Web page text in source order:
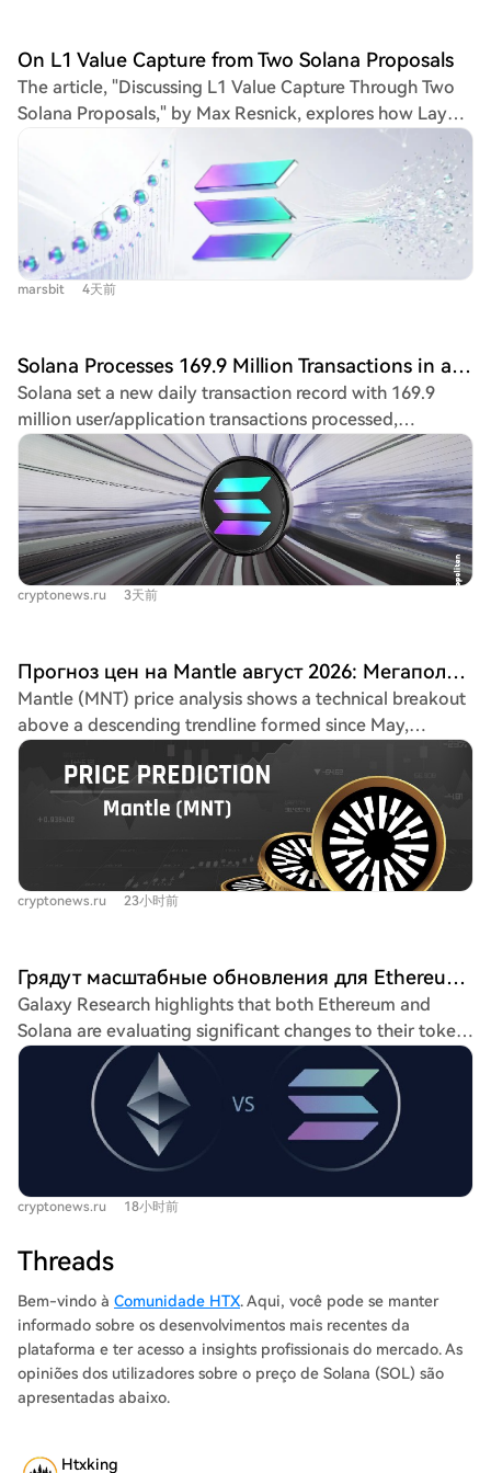
present as "standing at the foothills of the singularity."
Their consensus, despite competing interests, is notable.
Tangible evidence supports this view. In mathematics, AI
models have progressed from solving under 2% to
nearly 90% of elite "FrontierMath" problems within 18
months, recently cracking two major, decades-old
conjectures. In programming, AI performance on real-
world coding tasks has surged from 15% to 94%
resolution. These represent vertical leaps in capability.
Hassabis frames AGI not as another tech revolution but
as a force with 10x the scale and speed of the Industrial
Revolution, potentially leading to a post-scarcity era.
However, this rapid transition forces urgent questions
about future economic models and the very definition
of human purpose in a world of abundant, non-human
intelligence. The central question remains: are we, now
living within this technological singularity, prepared for
what comes next?
On L1 Value Capture from Two Solana Proposals
The article, "Discussing L1 Value Capture Through Two
Solana Proposals," by Max Resnick, explores how Layer
1 (L1) blockchain tokens derive their fundamental value,
drawing parallels to traditional asset pricing theory.
Resnick argues that L1 token value, like stock value,
stems from claims on future income streams for holders,
not merely from network activity or technological
promise. This value is captured when fees are either
burned (economically akin to a buyback) or distributed
rather than creating it. The core challenge is the quality
and defensibility of fee-based revenue. High-quality
fees come from sustainable, recurring demand for the
network's economic utility (e.g., long-term financial
activity), not from transient speculation (e.g., meme
coins, airdrops). The strength of a blockchain's network
effects—liquidity, applications, users—can make its
revenue more defensible and grant it greater pricing
power than often assumed. The article proposes a
total token supply. A key accounting principle is that
inflationary rewards should not be counted as a cost
unless the newly minted tokens are symmetrically
counted as a value input; otherwise, it misrepresents
profitability. Finally, Resnick discusses the economics of
increasing protocol fees to boost revenue. Since revenue
equals price times quantity, the net effect depends on
demand elasticity. Research on Ethereum suggests
transaction demand is somewhat elastic; a fee increase
reduces volume. A uniform fee is a blunt instrument, as
article suggests that transaction-value-based fees,
potentially implemented via token programs, could be a
more efficient way to capture value from high-
willingness-to-pay activities. The discussion is framed
around ongoing Solana proposals (SIMD-550, SIMD-
553) but focuses on the universal principles of L1 value
marsbit 4天前
Solana Processes 169.9 Million Transactions in a Single Day
Solana set a new daily transaction record with 169.9
million user/application transactions processed,
indicating real network activity. This followed a 66%
capacity increase from a July 29th network upgrade
(SIMD-0286), which raised the computational unit limit
per block. Within six days, this new capacity was
reportedly filled. Much of the increased transaction flow
comes from market makers and arbitrage bots, which
provide liquidity and maintain low spreads with
However, while transaction counts are at all-time highs,
the fees and revenue generated are at multi-year lows,
as high-volume speculative trading (e.g., memecoins)
has been replaced by higher-frequency, lower-value
transactions. Future planned upgrades, like Alpenglow
and 200-millisecond slots, aim to further scale the
cryptonews.ru 3天前
Прогноз цен на Mantle август 2026: Мегаполис вырос на 9% благодаря запуску Super Portal на Solana с поддержкой Chainlink
Mantle (MNT) price analysis shows a technical breakout
above a descending trendline formed since May,
supported by a second bullish RSI divergence. This
coincides with the launch of the Mantle Super Portal on
Solana, secured by Chainlink CCIP, granting Mantle's
capital market infrastructure access to a new ecosystem.
The RSI is above 50 for the first time since June,
indicating a potential trend change. Key resistance
levels are the 50-day EMA at $0.4433, followed by the
the $0.38 July low. Historically, August is MNT's second-
strongest month with a +9.27% average return, and the
token is already up +8.91% this month. The bullish
scenario targets $0.5087, while a failure to hold $0.4115
risks a retest of $0.38. The conclusion is cautiously
optimistic, noting the breakout is strengthened by
fundamental news but faces overhead resistance from
the EMA stack.
cryptonews.ru 23小时前
Грядут масштабные обновления для Ethereum и Solana: что изменится?
Galaxy Research highlights that both Ethereum and
Solana are evaluating significant changes to their token
supply and inflation policies, focusing on the balance
between blockchain security incentives and long-term
token supply pressure. For Ethereum, proposal EIP-8361
suggests a "gradual burn of issuance rewards." It would
burn an increasing portion of validator rewards as
staked ETH rises, reaching a 100% burn if 50% of the
total ETH supply is staked. This could lower the
limit supply dilution and strengthen ETH's monetary
properties, critics warn it could pressure individual
validators and hurt DeFi. The proposal is still a draft,
with no set timeline, and might not launch before late
2027 if included in the Hegotá upgrade. For Solana, two
governance proposals are in discussion. SIMD-0550 aims
moving the target date for reaching a 1.5% inflation rate
cryptonews.ru 18小时前
Threads
Bem-vindo à Comunidade HTX. Aqui, você pode se manter
informado sobre os desenvolvimentos mais recentes da
plataforma e ter acesso a insights profissionais do mercado. As
opiniões dos utilizadores sobre o preço de Solana (SOL) são
apresentadas abaixo.
Htxking